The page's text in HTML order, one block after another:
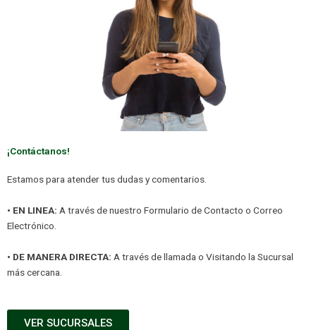
¡Contáctanos!
Estamos para atender tus dudas y comentarios.
• EN LINEA: A través de nuestro Formulario de Contacto o Correo
Electrónico.
• DE MANERA DIRECTA: A través de llamada o Visitando la Sucursal
más cercana.
VER SUCURSALES